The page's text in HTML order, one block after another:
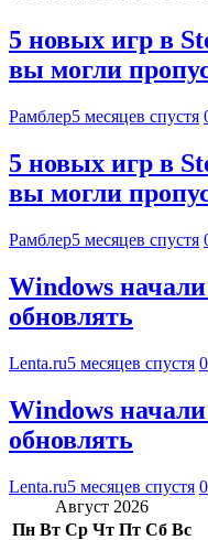
5 новых игр в
вы могли
Рамблер5 месяцев спустя
5 новых игр в
вы могли
Рамблер5 месяцев спустя
Windows
обновлять
Lenta.ru5 месяцев спустя 0
Windows
обновлять
Lenta.ru5 месяцев спустя 0
Август 2026
Пн Вт Ср Чт Пт Сб Вс